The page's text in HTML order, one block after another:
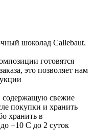
шоколад Callebaut.
готовятся
это позволяет нам
содержащую свежие
покупки и хранить
хранить в
+10 С до 2 суток